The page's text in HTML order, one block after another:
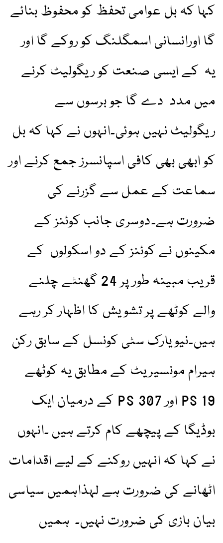
کہا کہ بل عوامی تحفظ کو محفوظ بنائے
گا اورانسانی اسمگلنگ کو روکے گا اور
یہ کے ایسی صنعت کو ریگولیٹ کرنے
میں مدد دے گا جو برسوں سے
ریگولیٹ نہیں ہوئی۔انہوں نے کہا کہ بل
کو ابھی بھی کافی اسپانسرز جمع کرنے اور
سماعت کے عمل سے گزرنے کی
ضرورت ہے۔دوسری جانب کوئنز کے
مکینوں نے کوئنز کے دو اسکولوں کے
قریب مبینہ طور پر 24 گھنٹے چلنے
والے کوٹھے پر تشویش کا اظہار کر رہے
ہیں۔نیویارک سٹی کونسل کے سابق رکن
ہیرام مونسیریٹ کے مطابق یہ کوٹھے
PS 19 اور PS 307 کے درمیان ایک
بوڈیگا کے پیچھے کام کرتے ہیں ۔انہوں
نے کہا کہ انہیں روکنے کے لیے اقدامات
اٹھانے کی ضرورت ہے لہذاہمیں سیاسی
بیان بازی کی ضرورت نہیں۔ ہمیں